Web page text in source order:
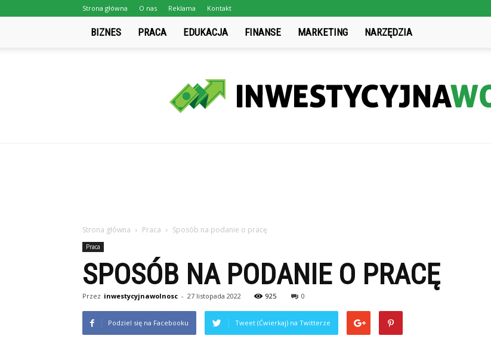
Strona główna O nas Reklama Kontakt
BIZNES PRACA EDUKACJA FINANSE MARKETING NARZĘDZIA
Strona główna Praca Sposób na podanie o pracę
Praca
SPOSÓB NA PODANIE O PRACĘ
Przez inwestycyjnawolnosc - 27 listopada 2022 925 0
Podziel się na Facebooku Tweet (Ćwierkaj) na Twitterze